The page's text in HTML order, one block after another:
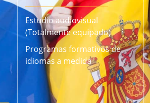
Estudio audiovisual
(Totalmente equipado)
Programas formativos de
idiomas a medida